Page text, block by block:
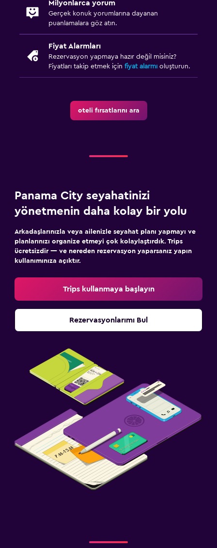
Milyonlarca yorum
Gerçek konuk yorumlarına dayanan
puanlamalara göz atın.
Fiyat Alarmları
Rezervasyon yapmaya hazır değil misiniz?
Fiyatları takip etmek için fiyat alarmı oluşturun.
oteli fırsatlarını ara
Panama City seyahatinizi
yönetmenin daha kolay bir yolu
Arkadaşlarınızla veya ailenizle seyahat planı yapmayı ve
planlarınızı organize etmeyi çok kolaylaştırdık. Trips
ücretsizdir — ve nereden rezervasyon yaparsanız yapın
kullanımınıza açıktır.
Trips kullanmaya başlayın
Rezervasyonlarımı Bul